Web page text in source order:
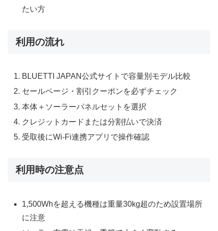
たい方
利用の流れ
BLUETTI JAPAN公式サイトで容量別モデル比較
セールページ・割引クーポンを必ずチェック
本体＋ソーラーパネルセットを選択
クレジットカードまたは分割払いで決済
受取後にWi-Fi連携アプリで操作確認
利用時の注意点
1,500Whを超える機種は重量30kg超のため設置場所
に注意